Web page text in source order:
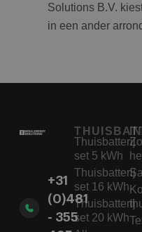
Solutions B.V.
in een ander
+31
(0)481
- 355
Thuisbatterij
set 5 kWh
Thuisbatterij
set 16 kWh
Thuisbatterij
set 20 kWh